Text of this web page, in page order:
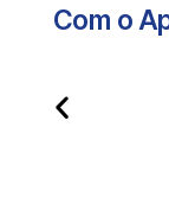
Com o